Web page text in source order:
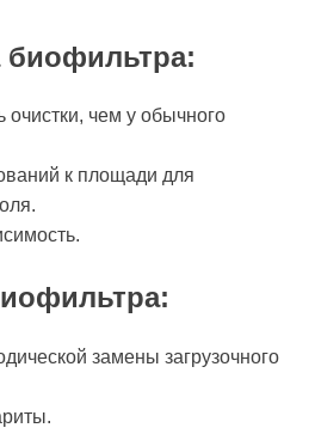
биофильтра:
чем у обычного
к площади для
замены загрузочного